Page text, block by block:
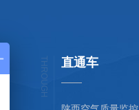
直通车
THROUGH